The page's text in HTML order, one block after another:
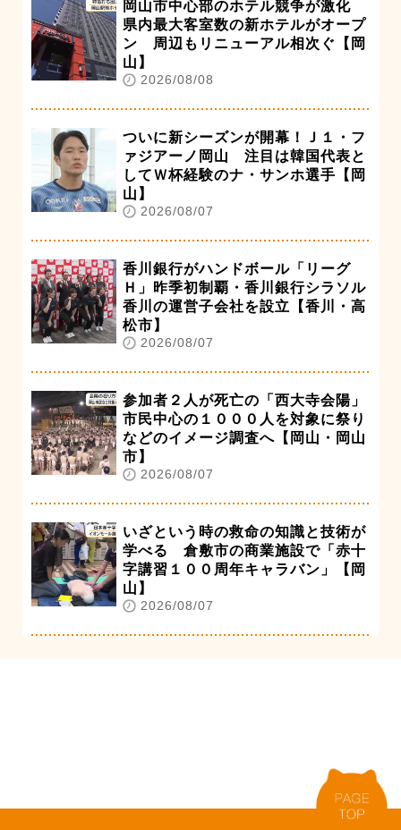
岡山市中心部のホテル競争が激化
県内最大客室数の新ホテルがオープ
ン 周辺もリニューアル相次ぐ【岡
山】
2026/08/08
ついに新シーズンが開幕！Ｊ１・フ
ァジアーノ岡山 注目は韓国代表と
してＷ杯経験のナ・サンホ選手【岡
山】
2026/08/07
香川銀行がハンドボール「リーグ
Ｈ」昨季初制覇・香川銀行シラソル
香川の運営子会社を設立【香川・高
松市】
2026/08/07
参加者２人が死亡の「西大寺会陽」
市民中心の１０００人を対象に祭り
などのイメージ調査へ【岡山・岡山
市】
2026/08/07
いざという時の救命の知識と技術が
学べる 倉敷市の商業施設で「赤十
字講習１００周年キャラバン」【岡
山】
2026/08/07